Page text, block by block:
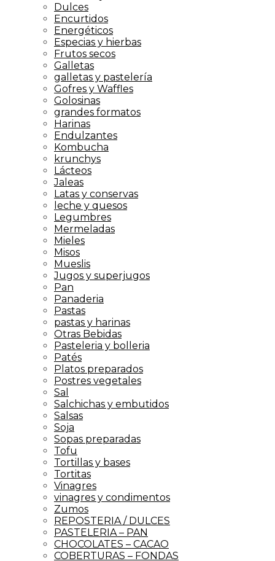
Dulces
Encurtidos
Energéticos
Especias y hierbas
Frutos secos
Galletas
galletas y pastelería
Gofres y Waffles
Golosinas
grandes formatos
Harinas
Endulzantes
Kombucha
krunchys
Lácteos
Jaleas
Latas y conservas
leche y quesos
Legumbres
Mermeladas
Mieles
Misos
Mueslis
Jugos y superjugos
Pan
Panaderia
Pastas
pastas y harinas
Otras Bebidas
Pasteleria y bolleria
Patés
Platos preparados
Postres vegetales
Sal
Salchichas y embutidos
Salsas
Soja
Sopas preparadas
Tofu
Tortillas y bases
Tortitas
Vinagres
vinagres y condimentos
Zumos
REPOSTERIA / DULCES
PASTELERIA – PAN
CHOCOLATES – CACAO
COBERTURAS – FONDAS